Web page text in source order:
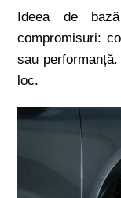
Ideea de
compromisuri:
sau
loc.